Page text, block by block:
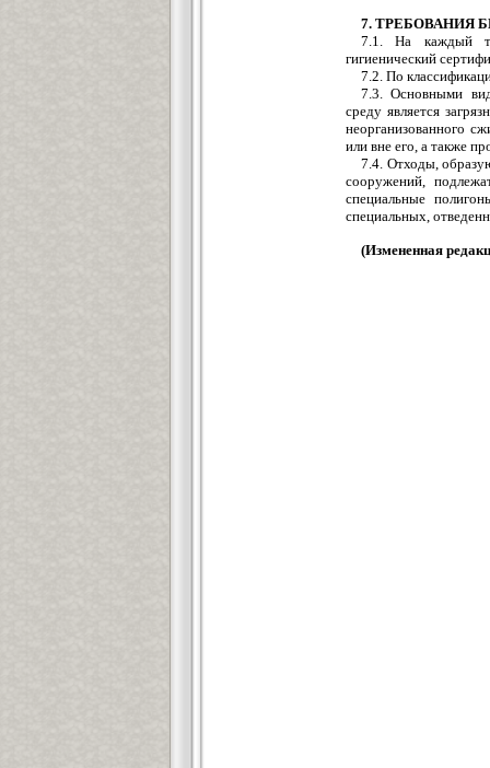
7. ТРЕБОВАНИЯ
7.1. На каждый
гигиенический
7.2. По
7.3. Основными
среду является
неорганизованного
или вне его, а также
7.4. Отходы,
сооружений,
специальные
специальных,
(Измененная